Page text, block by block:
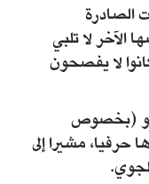
الصادرة
لا تلبي
لا يفصحون
(بخصوص
حرفيا، مشيرا إلى